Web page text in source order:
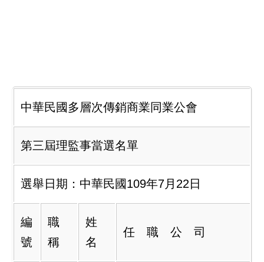
中華民國多層次傳銷商業同業公會
第三屆理監事當選名單
選舉日期：中華民國109年7月22日
編
號
職
稱
姓
名
任 職 公 司